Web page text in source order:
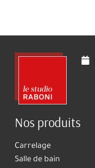
Nos produits
Carrelage
Salle de bain